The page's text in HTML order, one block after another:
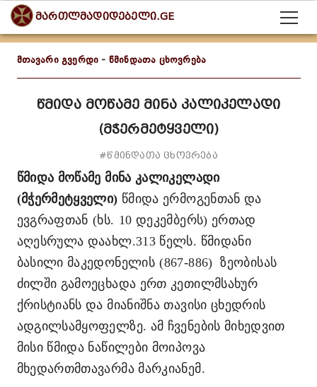
მართლმადიდებელი.GE
მთავარი გვერდი - წმინდათა ცხოვრება
წმიდა მოწამე მინა კალიკელადი
(მჭერმეტყველი)
#წმინდათა ცხოვრება
წმიდა მოწამე მინა კალიკელადი
(მჭერმეტყველი) წმიდა ერმოგენთან და
ევგრაფთან (ხს. 10 დეკემბერს) ერთად
აღესრულა დაახლ.313 წელს. წმიდანი
ბასილი მაკედონელის (867-886) ზეობისას
ძილში გამოეცხადა ერთ კეთილმსახურ
ქრისტიანს და მიანიშნა თავისი ცხედრის
ადგილსამყოფელზე. ამ ჩვენების მიხედვით
მისი წმიდა ნაწილები მოიპოვა
მხედართმთავარმა მარკიანემ.